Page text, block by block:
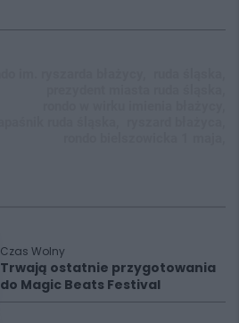
Czas Wolny
Trwają ostatnie przygotowania
do Magic Beats Festival